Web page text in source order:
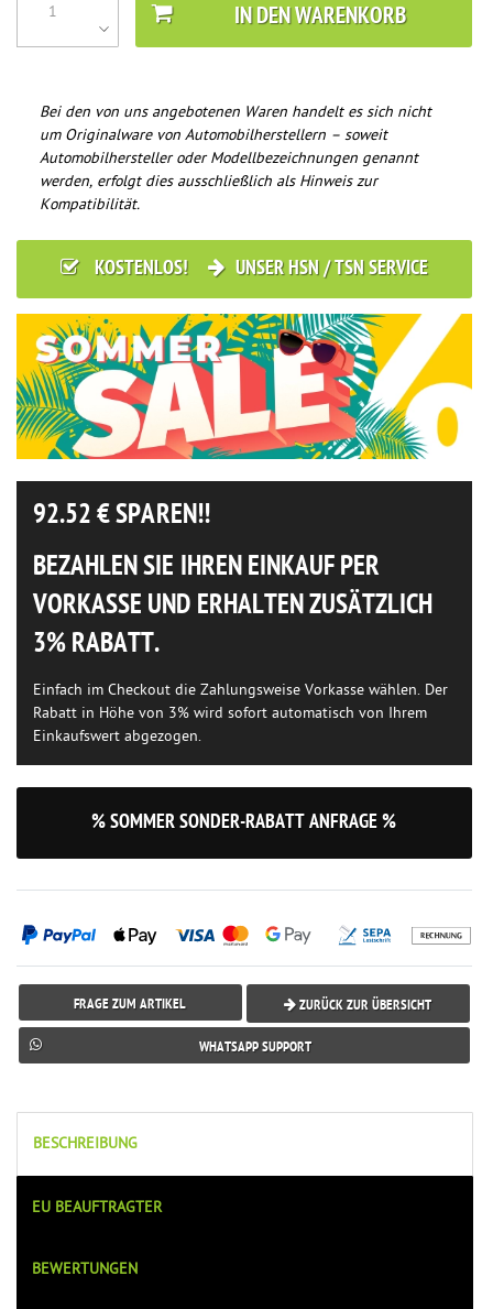
IN DEN WARENKORB
Bei den von uns angebotenen Waren handelt es sich nicht
um Originalware von Automobilherstellern – soweit
Automobilhersteller oder Modellbezeichnungen genannt
werden, erfolgt dies ausschließlich als Hinweis zur
Kompatibilität.
KOSTENLOS! UNSER HSN / TSN SERVICE
92.52€ SPAREN!!
BEZAHLEN SIE IHREN EINKAUF PER
VORKASSE UND ERHALTEN ZUSÄTZLICH
3% RABATT.
Einfach im Checkout die Zahlungsweise Vorkasse wählen. Der
Rabatt in Höhe von 3% wird sofort automatisch von Ihrem
Einkaufswert abgezogen.
% SOMMER SONDER-RABATT ANFRAGE %
FRAGE ZUM ARTIKEL ZURÜCK ZUR ÜBERSICHT
WHATSAPP SUPPORT
BESCHREIBUNG
EU BEAUFTRAGTER
BEWERTUNGEN